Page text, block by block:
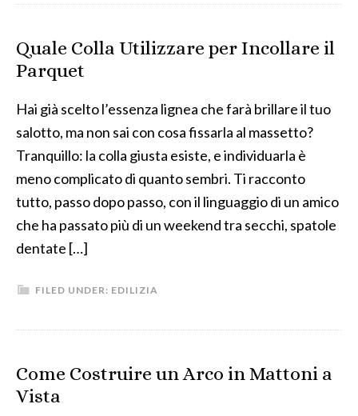
Quale Colla Utilizzare per Incollare il
Parquet
Hai già scelto l’essenza lignea che farà brillare il tuo
salotto, ma non sai con cosa fissarla al massetto?
Tranquillo: la colla giusta esiste, e individuarla è
meno complicato di quanto sembri. Ti racconto
tutto, passo dopo passo, con il linguaggio di un amico
che ha passato più di un weekend tra secchi, spatole
dentate […]
FILED UNDER: EDILIZIA
Come Costruire un Arco in Mattoni a
Vista